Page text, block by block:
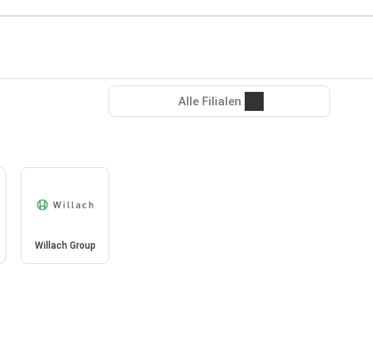
Alle Filialen
Willach Group